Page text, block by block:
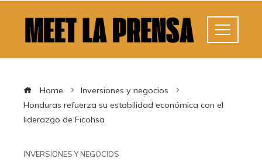
Home
Inversiones y negocios
Honduras refuerza su estabilidad económica con el
liderazgo de Ficohsa
INVERSIONES Y NEGOCIOS